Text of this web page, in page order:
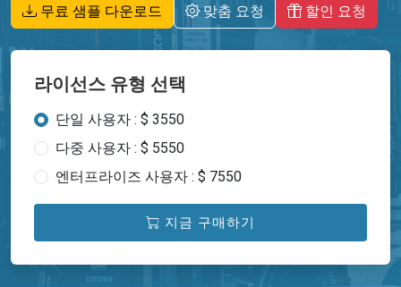
무료 샘플 다운로드 맞춤 요청 할인 요청
라이선스 유형 선택
단일 사용자 : $ 3550
다중 사용자 : $ 5550
엔터프라이즈 사용자 : $ 7550
지금 구매하기